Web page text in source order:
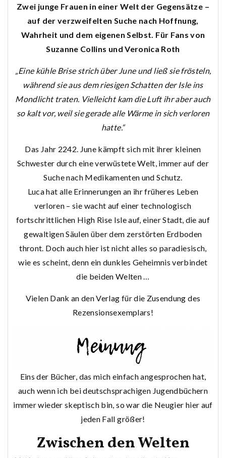
Zwei junge Frauen in einer Welt der Gegensätze –
auf der verzweifelten Suche nach Hoffnung,
Wahrheit und dem eigenen Selbst. Für Fans von
Suzanne Collins und Veronica Roth
„Eine kühle Brise strich über June und ließ sie frösteln,
während sie aus dem riesigen Schatten der Isle ins
Mondlicht traten. Vielleicht kam die Luft ihr aber auch
so kalt vor, weil sie gerade alle Wärme in sich verloren
hatte.“
Das Jahr 2242. June kämpft sich mit ihrer kleinen
Schwester durch eine verwüstete Welt, immer auf der
Suche nach Medikamenten und Schutz.
Luca hat alle Erinnerungen an ihr früheres Leben
verloren – sie wacht auf einer technologisch
fortschrittlichen High Rise Isle auf, einer Stadt, die auf
gewaltigen Säulen über dem zerstörten Erdboden
thront. Doch auch hier ist nicht alles so paradiesisch,
wie es scheint, denn ein dunkles Geheimnis verbindet
die beiden Welten …
Vielen Dank an den Verlag für die Zusendung des
Rezensionsexemplars!
Eins der Bücher, das mich einfach angesprochen hat,
auch wenn ich bei deutschsprachigen Jugendbüchern
immer wieder skeptisch bin, so war die Neugier hier auf
jeden Fall größer!
Zwischen den Welten